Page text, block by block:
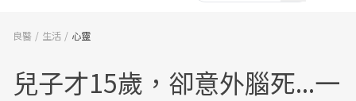
良醫 生活 心靈
兒子才15歲，卻意外腦死...一